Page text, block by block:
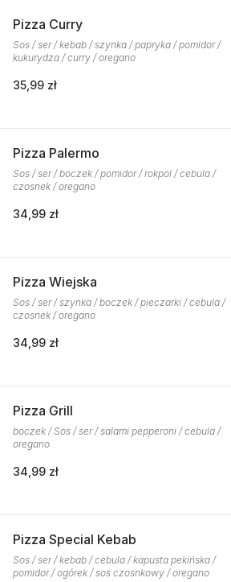
Pizza Curry
Sos / ser / kebab / szynka / papryka / pomidor /
kukurydza / curry / oregano
35,99 zł
Pizza Palermo
Sos / ser / boczek / pomidor / rokpol / cebula /
czosnek / oregano
34,99 zł
Pizza Wiejska
Sos / ser / szynka / boczek / pieczarki / cebula /
czosnek / oregano
34,99 zł
Pizza Grill
boczek / Sos / ser / salami pepperoni / cebula /
oregano
34,99 zł
Pizza Special Kebab
Sos / ser / kebab / cebula / kapusta pekińska /
pomidor / ogórek / sos czosnkowy / oregano